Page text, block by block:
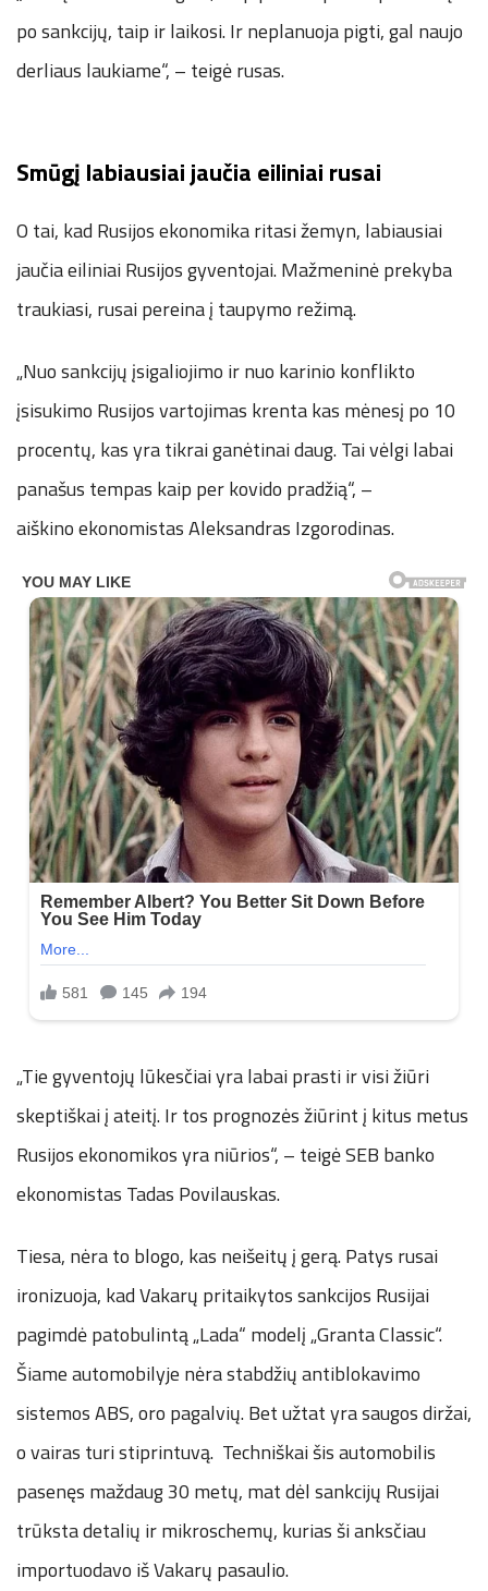
po sankcijų, taip ir laikosi. Ir neplanuoja pigti, gal naujo
derliaus laukiame“, – teigė rusas.
Smūgį labiausiai jaučia eiliniai rusai
O tai, kad Rusijos ekonomika ritasi žemyn, labiausiai
jaučia eiliniai Rusijos gyventojai. Mažmeninė prekyba
traukiasi, rusai pereina į taupymo režimą.
„Nuo sankcijų įsigaliojimo ir nuo karinio konflikto
įsisukimo Rusijos vartojimas krenta kas mėnesį po 10
procentų, kas yra tikrai ganėtinai daug. Tai vėlgi labai
panašus tempas kaip per kovido pradžią“, –
aiškino ekonomistas Aleksandras Izgorodinas.
„Tie gyventojų lūkesčiai yra labai prasti ir visi žiūri
skeptiškai į ateitį. Ir tos prognozės žiūrint į kitus metus
Rusijos ekonomikos yra niūrios“, – teigė SEB banko
ekonomistas Tadas Povilauskas.
Tiesa, nėra to blogo, kas neišeitų į gerą. Patys rusai
ironizuoja, kad Vakarų pritaikytos sankcijos Rusijai
pagimdė patobulintą „Lada“ modelį „Granta Classic“.
Šiame automobilyje nėra stabdžių antiblokavimo
sistemos ABS, oro pagalvių. Bet užtat yra saugos diržai,
o vairas turi stiprintuvą. Techniškai šis automobilis
pasenęs maždaug 30 metų, mat dėl sankcijų Rusijai
trūksta detalių ir mikroschemų, kurias ši anksčiau
importuodavo iš Vakarų pasaulio.